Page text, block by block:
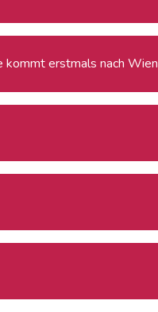
kommt erstmals nach Wien